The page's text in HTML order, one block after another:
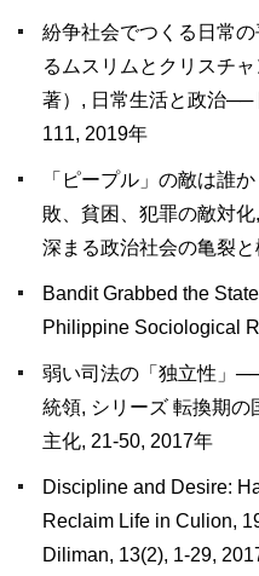
紛争社会でつくる日常
るムスリムとクリスチ
著）, 日常生活と政治
111, 2019年
「ピープル」の敵は誰
敗、貧困、犯罪の敵対
深まる政治社会の亀裂
Bandit Grabbed the
Philippine Sociological
弱い司法の「独立性」
統領, シリーズ 転換期
主化, 21-50, 2017年
Discipline and Desire:
Reclaim Life in Culion,
Diliman, 13(2), 1-29,